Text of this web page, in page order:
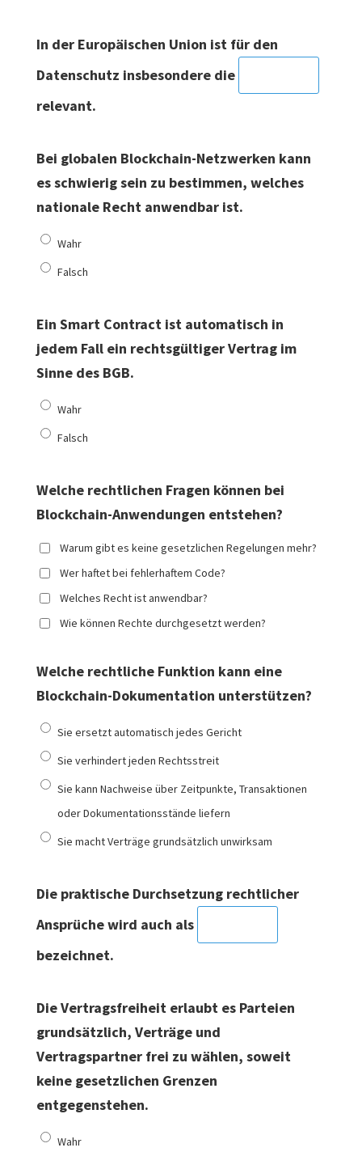
In der Europäischen Union ist für den
Datenschutz insbesondere die
relevant.
Bei globalen Blockchain-Netzwerken kann
es schwierig sein zu bestimmen, welches
nationale Recht anwendbar ist.
Wahr
Falsch
Ein Smart Contract ist automatisch in
jedem Fall ein rechtsgültiger Vertrag im
Sinne des BGB.
Wahr
Falsch
Welche rechtlichen Fragen können bei
Blockchain-Anwendungen entstehen?
Warum gibt es keine gesetzlichen Regelungen mehr?
Wer haftet bei fehlerhaftem Code?
Welches Recht ist anwendbar?
Wie können Rechte durchgesetzt werden?
Welche rechtliche Funktion kann eine
Blockchain-Dokumentation unterstützen?
Sie ersetzt automatisch jedes Gericht
Sie verhindert jeden Rechtsstreit
Sie kann Nachweise über Zeitpunkte, Transaktionen
oder Dokumentationsstände liefern
Sie macht Verträge grundsätzlich unwirksam
Die praktische Durchsetzung rechtlicher
Ansprüche wird auch als
bezeichnet.
Die Vertragsfreiheit erlaubt es Parteien
grundsätzlich, Verträge und
Vertragspartner frei zu wählen, soweit
keine gesetzlichen Grenzen
entgegenstehen.
Wahr